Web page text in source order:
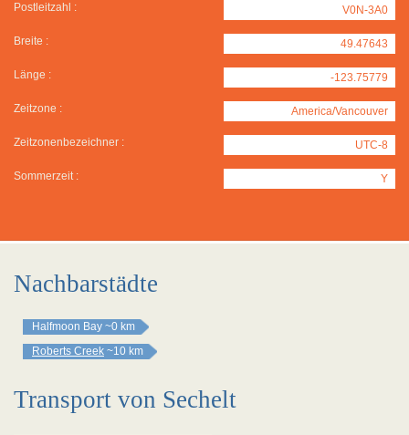
Postleitzahl : V0N-3A0
Breite : 49.47643
Länge : -123.75779
Zeitzone : America/Vancouver
Zeitzonenbezeichner : UTC-8
Sommerzeit : Y
Nachbarstädte
Halfmoon Bay ~0 km
Roberts Creek ~10 km
Transport von Sechelt